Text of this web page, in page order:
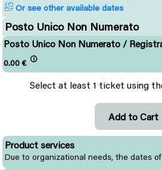
Or see other available dates
Posto Unico Non Numerato
Posto Unico Non Numerato /
0.00 €
Select at least 1 ticket using
Product services
Due to organizational needs, the dates